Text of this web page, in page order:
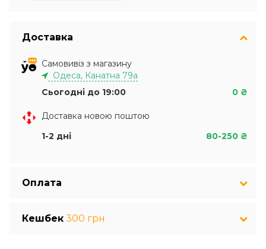
Доставка
Самовивіз з магазину
Одеса, Канатна 79а
Сьогодні до 19:00
0 ₴
Доставка новою поштою
1-2 дні
80-250 ₴
Оплата
Кешбек 300 грн